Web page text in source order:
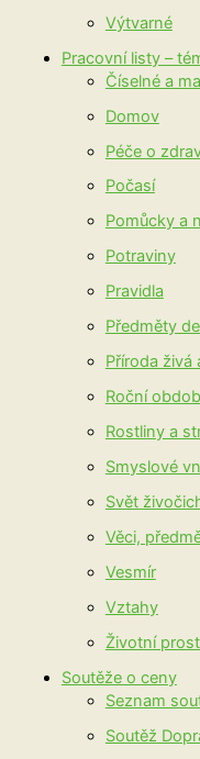
Výtvarné
Pracovní listy –
Číselné a
Domov
Péče o
Počasí
Pomůcky a
Potraviny
Pravidla
Předměty
Příroda živá
Roční
Rostliny a
Smyslové
Svět
Věci,
Vesmír
Vztahy
Životní
Soutěže o ceny
Seznam
Soutěž